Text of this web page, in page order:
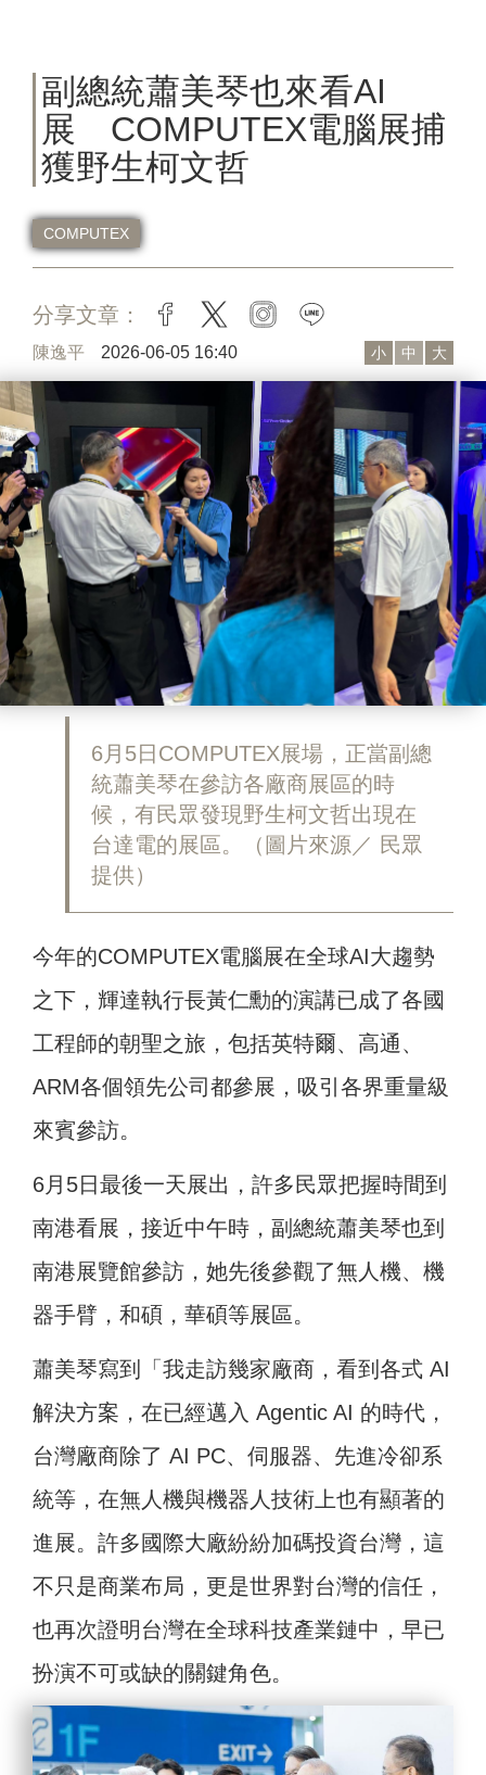
副總統蕭美琴也來看AI
展 COMPUTEX電腦展捕
獲野生柯文哲
COMPUTEX
分享文章： facebook
twitter instagram
陳逸平 2026-06-05 16:40 小 中 大
6月5日COMPUTEX展場，正當副總
統蕭美琴在參訪各廠商展區的時
候，有民眾發現野生柯文哲出現在
台達電的展區。（圖片來源／ 民眾
提供）
今年的COMPUTEX電腦展在全球AI大趨勢
之下，輝達執行長黃仁勳的演講已成了各國
工程師的朝聖之旅，包括英特爾、高通、
ARM各個領先公司都參展，吸引各界重量級
來賓參訪。
6月5日最後一天展出，許多民眾把握時間到
南港看展，接近中午時，副總統蕭美琴也到
南港展覽館參訪， 她先後參觀了無人機、機
器手臂，和碩，華碩等展區。
蕭美琴寫到「我走訪幾家廠商，看到各式 AI
解決方案，在已經邁入 Agentic AI 的時代，
台灣廠商除了 AI PC、伺服器、先進冷卻系
統等，在無人機與機器人技術上也有顯著的
進展。許多國際大廠紛紛加碼投資台灣，這
不只是商業布局，更是世界對台灣的信任，
也再次證明台灣在全球科技產業鏈中，早已
扮演不可或缺的關鍵角色。